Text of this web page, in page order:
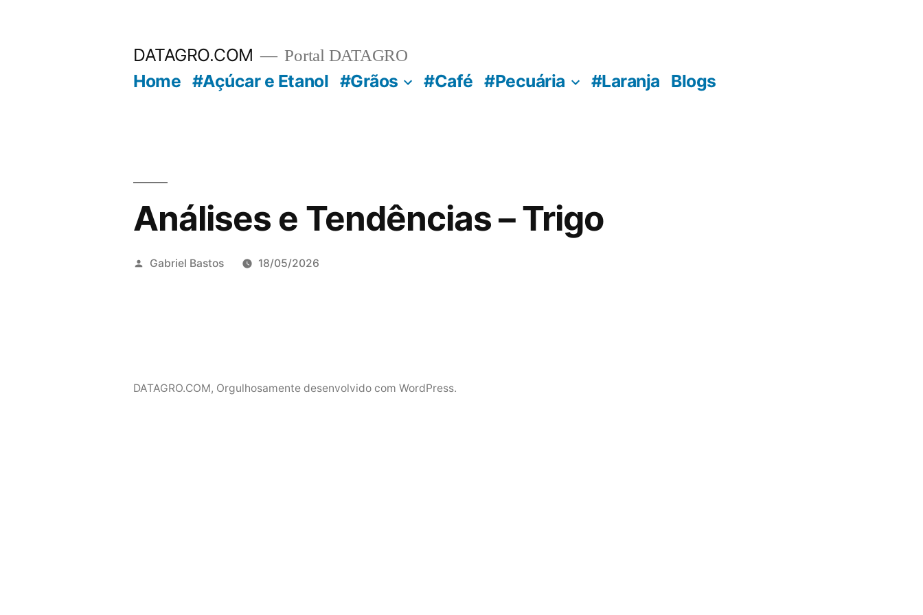
DATAGRO.COM Portal DATAGRO
Home #Açúcar e Etanol #Grãos #Café #Pecuária #Laranja Blogs
Análises e Tendências – Trigo
Publicado
Gabriel Bastos 18/05/2026
DATAGRO.COM, Orgulhosamente desenvolvido com WordPress.